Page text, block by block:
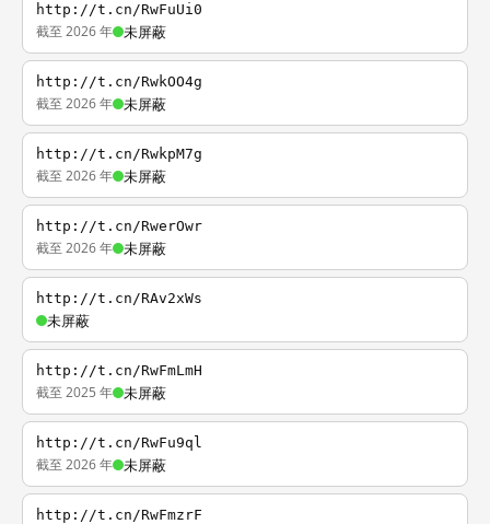
http://t.cn/RwFuUi0
截至 2026 年 未屏蔽
http://t.cn/RwkOO4g
截至 2026 年 未屏蔽
http://t.cn/RwkpM7g
截至 2026 年 未屏蔽
http://t.cn/RwerOwr
截至 2026 年 未屏蔽
http://t.cn/RAv2xWs
未屏蔽
http://t.cn/RwFmLmH
截至 2025 年 未屏蔽
http://t.cn/RwFu9ql
截至 2026 年 未屏蔽
http://t.cn/RwFmzrF